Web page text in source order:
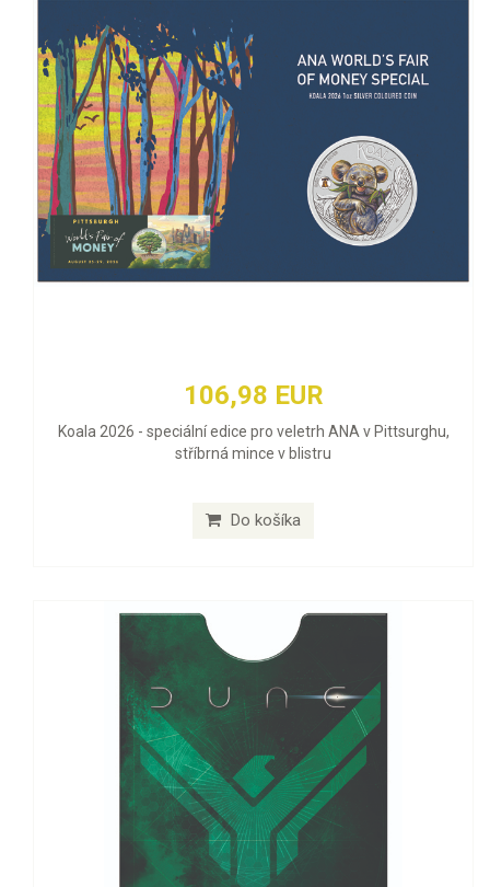
106,98 EUR
Koala 2026 - speciální edice pro veletrh ANA v Pittsurghu,
stříbrná mince v blistru
Do košíka